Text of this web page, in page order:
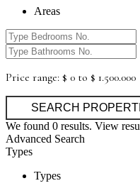
Areas
Price range: $ 0 to $ 1.500.000
We found 0 results. View
Advanced Search
Types
Types